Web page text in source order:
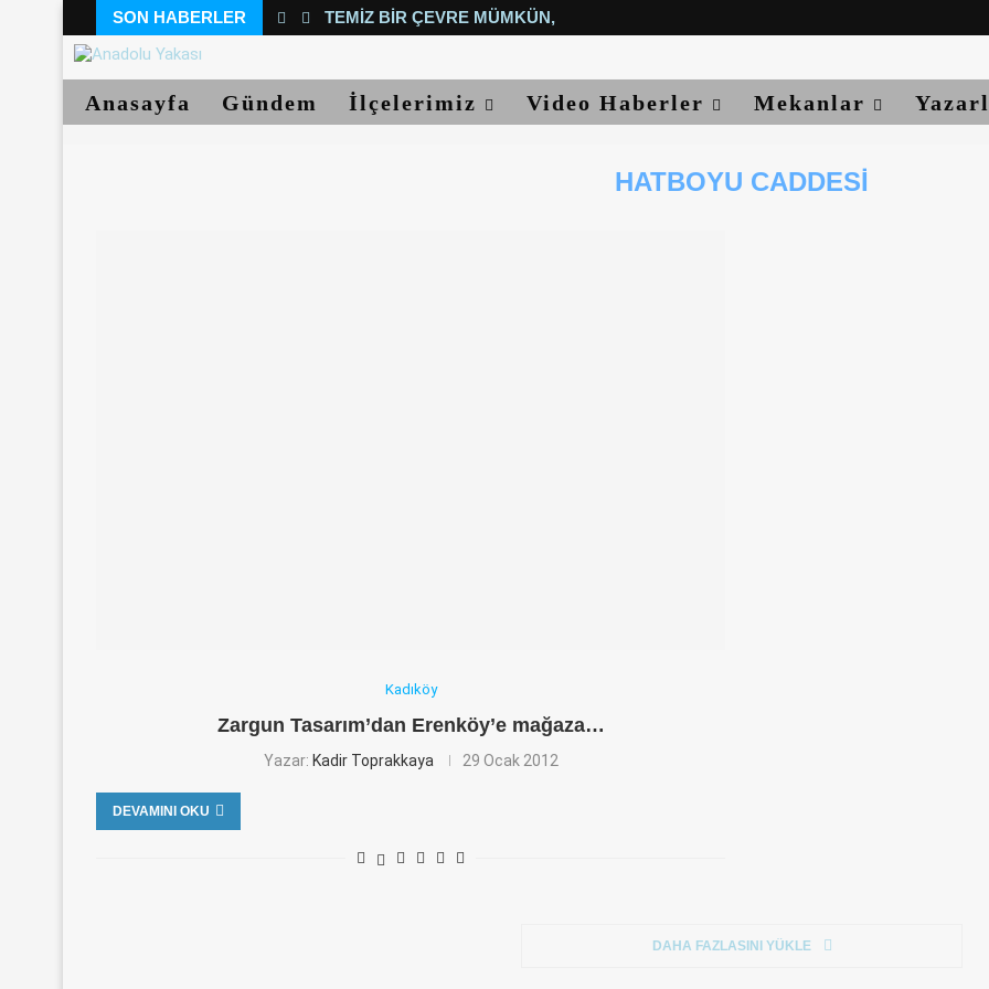
SON HABERLER TEMIZ BIR ÇEVRE MÜMKÜN, YETER...
Anasayfa Gündem İlçelerimiz Video Haberler Mekanlar
HATBOYU CADDESI
Kadıköy
Zargun Tasarım’dan Erenköy’e mağaza…
Yazar: Kadir Toprakkaya 29 Ocak 2012
DEVAMINI OKU
DAHA FAZLASINI YÜKLE